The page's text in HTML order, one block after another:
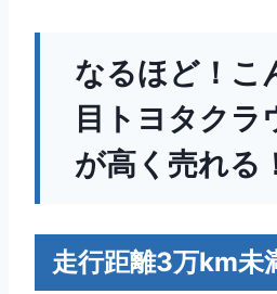
なるほど！こ
目トヨタクラ
が高く売れる
走行距離3万km未